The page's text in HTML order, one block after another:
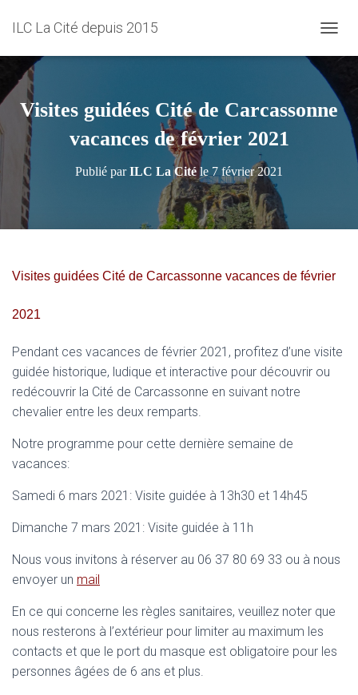
ILC La Cité depuis 2015
É
L
E
I
Visites guidées Cité de Carcassonne
vacances de février 2021
Publié parILC La Cité le 7 février 2021
Visites guidées Cité de Carcassonne vacances de février
2021
Pendant ces vacances de février 2021, profitez d’une visite
guidée historique, ludique et interactive pour découvrir ou
redécouvrir la Cité de Carcassonne en suivant notre
chevalier entre les deux remparts.
Notre programme pour cette dernière semaine de
vacances:
Samedi 6 mars 2021: Visite guidée à 13h30 et 14h45
Dimanche 7 mars 2021: Visite guidée à 11h
Nous vous invitons à réserver au 06 37 80 69 33 ou à nous
envoyer un mail
En ce qui concerne les règles sanitaires, veuillez noter que
nous resterons à l’extérieur pour limiter au maximum les
contacts et que le port du masque est obligatoire pour les
personnes âgées de 6 ans et plus.